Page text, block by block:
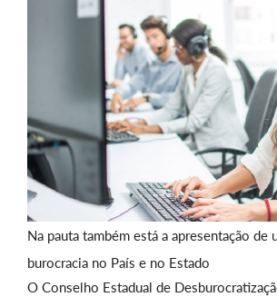
Na pauta também está a apresentação de
burocracia no País e no Estado
O Conselho Estadual de